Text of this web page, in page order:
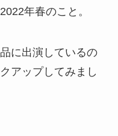
年春のこと。
に出演しているの
アップしてみまし